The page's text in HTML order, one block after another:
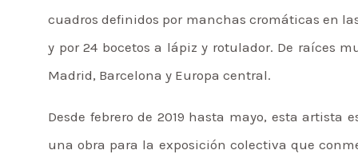
cuadros definidos por manchas cromáticas en
y por 24 bocetos a lápiz y rotulador. De raíces
Madrid, Barcelona y Europa central.
Desde febrero de 2019 hasta mayo, esta
una obra para la exposición colectiva que